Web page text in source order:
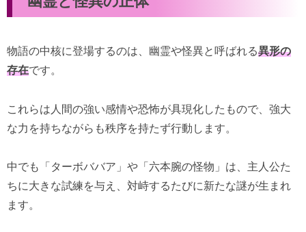
物語の中核に登場するのは、幽霊や怪異と呼ばれる異形の
存在です。
これらは人間の強い感情や恐怖が具現化したもので、強大
な力を持ちながらも秩序を持たず行動します。
中でも「ターボババア」や「六本腕の怪物」は、主人公た
ちに大きな試練を与え、対峙するたびに新たな謎が生まれ
ます。